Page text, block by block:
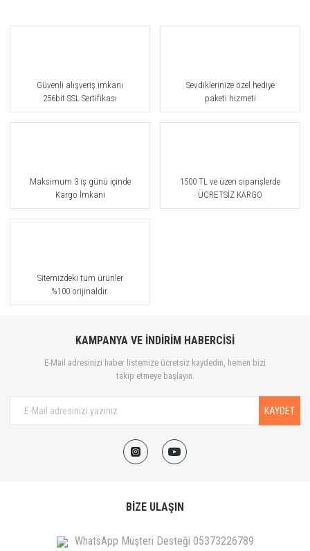
Güvenli alışveriş imkanı
256bit SSL Sertifikası
Sevdiklerinize özel hediye
paketi hizmeti
Maksimum 3 iş günü içinde
Kargo İmkanı
1500 TL ve üzeri siparişlerde
ÜCRETSİZ KARGO
Sitemizdeki tüm ürünler
%100 orijinaldir.
KAMPANYA VE İNDİRİM HABERCİSİ
E-Mail adresinizi haber listemize ücretsiz kaydedin, hemen bizi
takip etmeye başlayın.
KAYDET
BİZE ULAŞIN
WhatsApp Müşteri Desteği 05373226789